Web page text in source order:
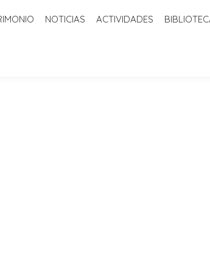
ACTIVIDADES BIBLIOTECA Y ARCHIVO
NOTICIAS ACTIVIDADES